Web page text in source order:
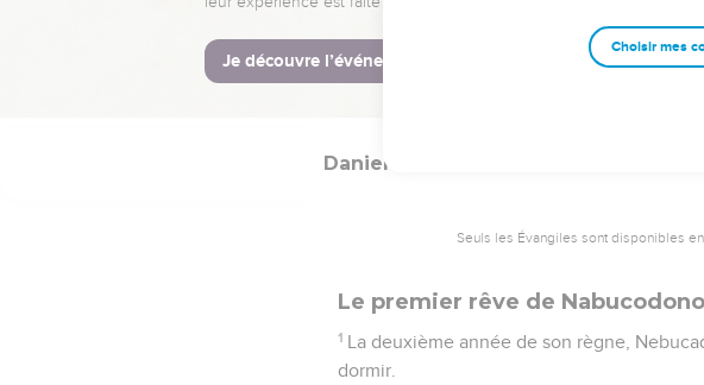
Sur tous les sujets qui réclamaient de
les trouvait dix fois supérieurs à tous les
Telle fut la situation de Daniel jusqu'à la
Daniel
Seuls les Évangiles sont disponibles
Le premier rêve de
1 La deuxième année de son règne,
dormir.
Choisir mes